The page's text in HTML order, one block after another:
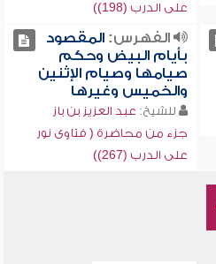
على الدرب (198))
الفهرس:المقصود
بأيام البيض وحكم
صيامها وصيام الإثنين
والخميس وغيرها
للشيخ: عبد العزيز بن باز
جزء من محاضرة ( فتاوى نور
على الدرب (267))